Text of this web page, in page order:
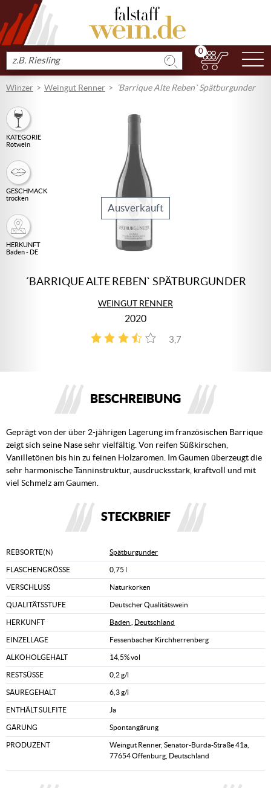
Produkt
suchen
0
Winzer Weingut Renner ´Barrique Alte Reben` Spätburgunder
KATEGORIE
Rotwein
GESCHMACK
trocken
HERKUNFT
Baden - DE
Ausverkauft
´BARRIQUE ALTE REBEN` SPÄTBURGUNDER
WEINGUT RENNER
2020
3,7
3
BESCHREIBUNG
Geprägt von der über 2-jährigen Lagerung im französischen Barrique
zeigt sich seine Nase sehr vielfältig. Von reifen Süßkirschen,
Vanilletönen bis hin zu feinen Holzaromen. Im Gaumen überzeugt die
sehr harmonische Tanninstruktur, ausdrucksstark, kraftvoll und mit
viel Schmelz am Gaumen.
STECKBRIEF
REBSORTE(N) Spätburgunder
FLASCHENGRÖSSE 0,75 l
VERSCHLUSS Naturkorken
QUALITÄTSSTUFE Deutscher Qualitätswein
HERKUNFT Baden Deutschland
EINZELLAGE Fessenbacher Kirchherrenberg
ALKOHOLGEHALT 14,5% vol
RESTSÜSSE 0,2 g/l
SÄUREGEHALT 6,3 g/l
ENTHÄLT SULFITE Ja
GÄRUNG Spontangärung
PRODUZENT
Weingut Renner, Senator-Burda-Straße 41a,
77654 Offenburg, Deutschland